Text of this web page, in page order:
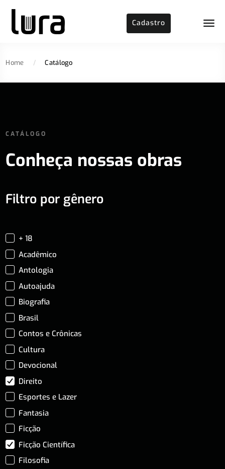
Cadastro
Home / Catálogo
CATÁLOGO
Conheça nossas obras
Filtro por gênero
+ 18
Acadêmico
Antologia
Autoajuda
Biografia
Brasil
Contos e Crônicas
Cultura
Devocional
Direito
Esportes e Lazer
Fantasia
Ficção
Ficção Científica
Filosofia